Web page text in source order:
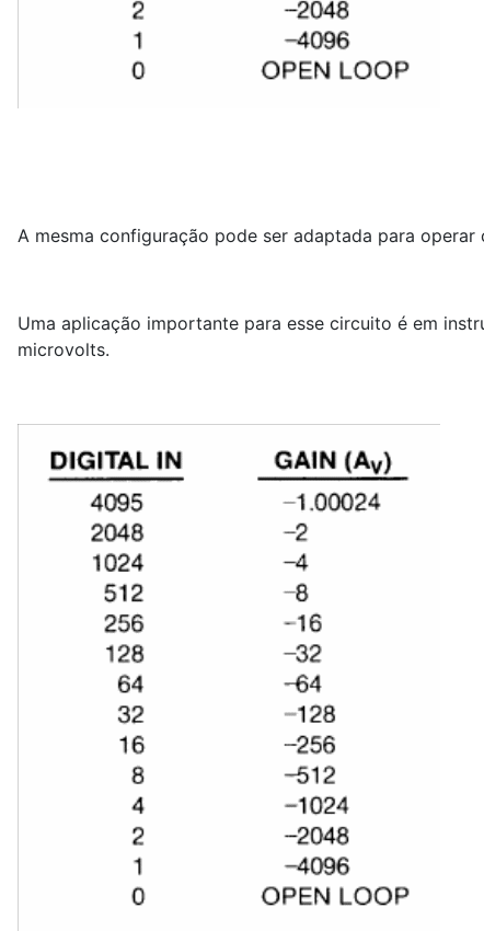
A mesma configuração pode ser adaptada para
Uma aplicação importante para esse circuito é em
microvolts.